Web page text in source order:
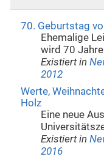
70. Geburtstag
Ehemalige
wird 70
Existiert in
2012
Werte,
Holz
Eine neue
Existiert in
2016